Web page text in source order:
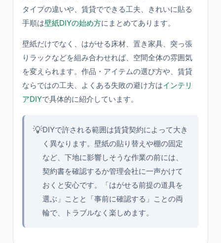
タイプの違いや、賃貸でできる工夫、きれいに貼る
手順は壁紙DIYの始め方にまとめてあります。
壁紙だけでなく、はがせる床材、置き家具、突っ張
りラックなどを組み合わせれば、空間全体の雰囲気
を変えられます。作品・アイテムの選び方や、賃貸
ならではの工夫、よくある失敗の避け方はインテリ
アDIYで具体的に紹介しています。
💡DIYで許される範囲は賃貸契約によって大き
く異なります。壁紙の貼り替えや棚の固定
など、下地に影響しそうな作業の前には、
契約書を確認するか管理会社に一声かけて
おくと安心です。「はがせる前提の道具を
選ぶ」ことと「事前に確認する」ことの両
輪で、トラブルなく楽しめます。